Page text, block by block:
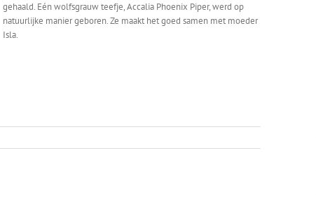
gehaald. Eén wolfsgrauw teefje, Accalia Phoenix Piper, werd op
natuurlijke manier geboren. Ze maakt het goed samen met moeder
Isla.